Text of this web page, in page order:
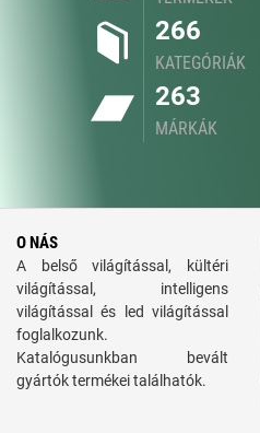
266
KATEGÓRIÁK
263
MÁRKÁK
O NÁS
A belső világítással, kültéri
világítással, intelligens
világítással és led világítással
foglalkozunk.
Katalógusunkban bevált
gyártók termékei találhatók.